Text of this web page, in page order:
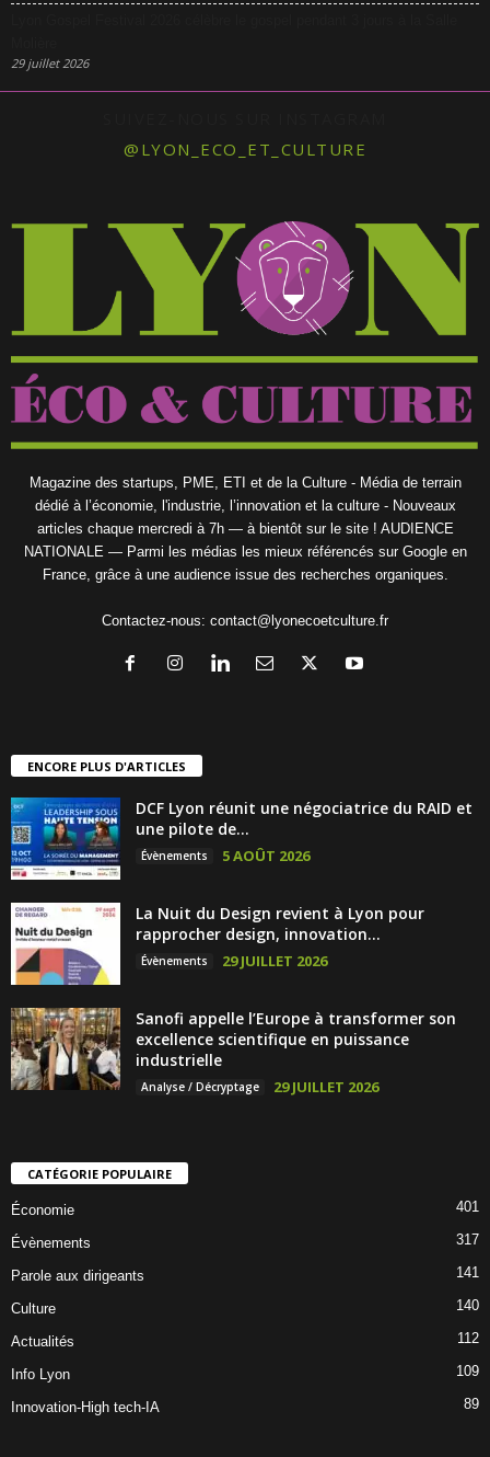
29 juillet 2026
@LYON_ECO_ET_CULTURE
Magazine des startups, PME, ETI et de la Culture - Média de terrain
dédié à l’économie, l'industrie, l’innovation et la culture - Nouveaux
articles chaque mercredi à 7h — à bientôt sur le site ! AUDIENCE
NATIONALE — Parmi les médias les mieux référencés sur Google en
France, grâce à une audience issue des recherches organiques.
Contactez-nous: contact@lyonecoetculture.fr
ENCORE PLUS D'ARTICLES
DCF Lyon réunit une négociatrice du RAID et
une pilote de...
Évènements 5 AOÛT 2026
La Nuit du Design revient à Lyon pour
rapprocher design, innovation...
Évènements 29 JUILLET 2026
Sanofi appelle l’Europe à transformer son
excellence scientifique en puissance
industrielle
Analyse / Décryptage 29 JUILLET 2026
CATÉGORIE POPULAIRE
Économie 401
Évènements 317
Parole aux dirigeants 141
Culture 140
Actualités 112
Info Lyon 109
Innovation-High tech-IA 89